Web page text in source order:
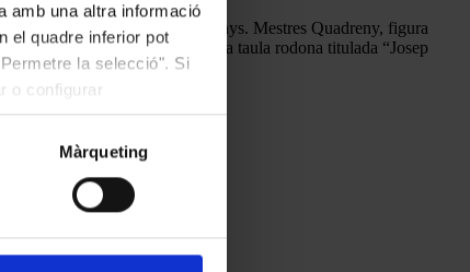
amb una altra informació
el quadre inferior pot
la selecció". Si
o configurar
Màrqueting
gener passat a l’edat de 91 anys. Mestres Quadreny, figura
i l’obra del compositor en una taula rodona titulada “Josep